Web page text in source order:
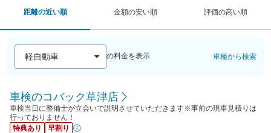
距離の近い順 金額の安い順 評価の高い順
の料金を表示 車種から検索
車検のコバック草津店
車検当日に整備士が立会いで説明させていただきます※事前の現車見積りは
行っておりません！
特典あり
早割り